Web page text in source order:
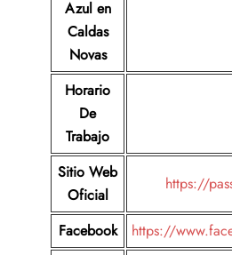
Azul en
Caldas
Novas
Horario
De
Trabajo
Sitio Web
Oficial
https://
Facebook
https://